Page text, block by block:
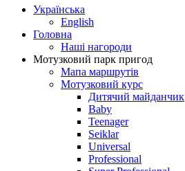
Українська
English
Головна
Наші нагороди
Мотузковий парк пригод
Мапа маршрутів
Мотузковий курс
Дитячий майданчик
Baby
Teenager
Seiklar
Universal
Professional